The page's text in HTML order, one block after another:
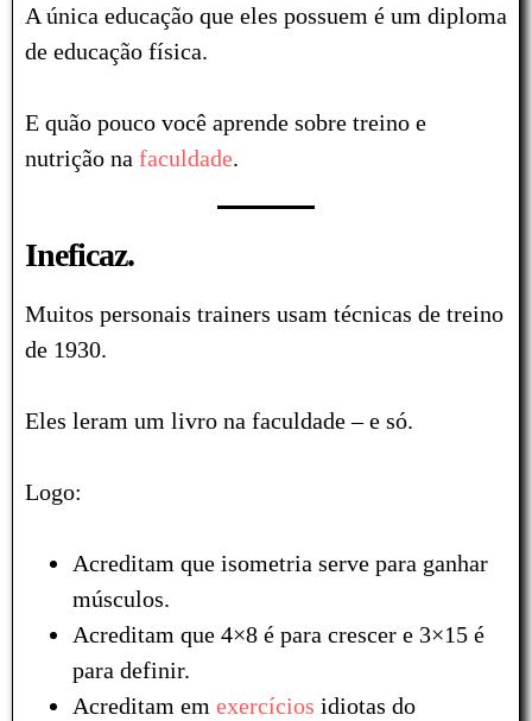
A única educação que eles possuem é um diploma
de educação física.
E quão pouco você aprende sobre treino e
nutrição na faculdade.
Ineficaz.
Muitos personais trainers usam técnicas de treino
de 1930.
Eles leram um livro na faculdade – e só.
Logo:
Acreditam que isometria serve para ganhar
músculos.
Acreditam que 4×8 é para crescer e 3×15 é
para definir.
Acreditam em exercícios idiotas do